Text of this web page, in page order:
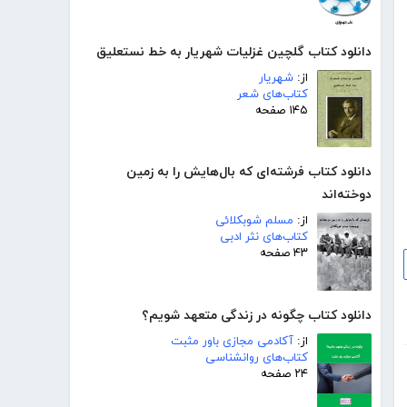
دانلود کتاب گلچین غزلیات شهریار به خط نستعلیق
از: شهریار
کتاب‌های شعر
۱۴۵ صفحه
دانلود کتاب فرشته‌ای که بال‌هایش را به زمین
دوخته‌اند
از: مسلم شوبکلائی
کتاب‌های نثر ادبی
۴۳ صفحه
دانلود کتاب چگونه در زندگی متعهد شویم؟
از: آکادمی مجازی باور مثبت
کتاب‌های روانشناسی
۲۴ صفحه